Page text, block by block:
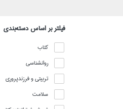
فيلتر بر اساس دسته‌بندي
كتاب
روانشناسي
تربيتي و فرزندپروري
سلامت